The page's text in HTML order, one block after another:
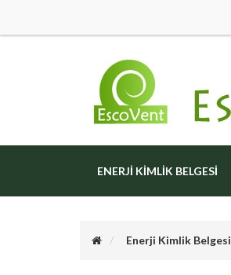
ENERJI KIMLIK BELGESI
Enerji Kimlik Belgesi